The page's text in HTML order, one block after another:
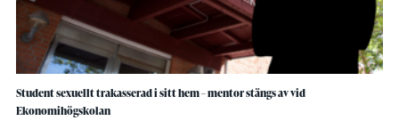
Student sexuellt trakasserad i sitt hem – mentor stängs av vid
Ekonomihögskolan